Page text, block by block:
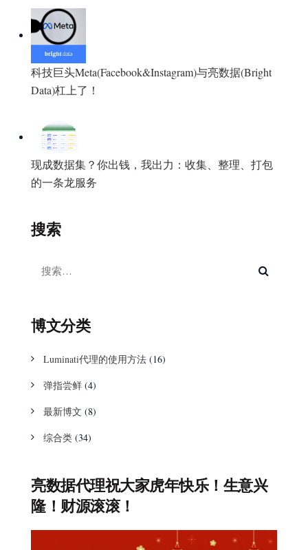
科技巨头Meta(Facebook&Instagram)与亮数据(Bright
Data)杠上了！
现成数据集？你出钱，我出力：收集、整理、打包
的一条龙服务
搜索
博文分类
Luminati代理的使用方法 (16)
弹指尝鲜 (4)
最新博文 (8)
综合类 (34)
亮数据代理祝大家虎年快乐！生意兴
隆！财源滚滚！